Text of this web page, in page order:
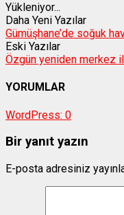
Yükleniyor...
Daha Yeni Yazılar
Gümüşhane’de soğuk
Eski Yazılar
Özgün yeniden merkez
YORUMLAR
WordPress: 0
Bir yanıt yazın
E-posta adresiniz